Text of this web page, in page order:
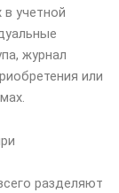
учетной
журнал
или
разделяют